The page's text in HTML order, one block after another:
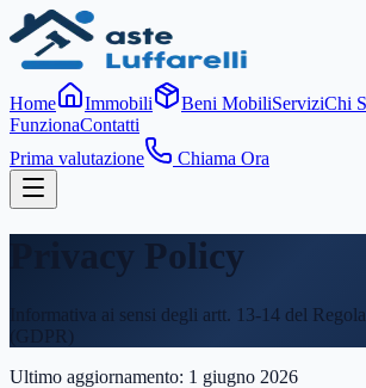
Home Immobili Beni MobiliServiziChi
FunzionaContatti
Prima valutazione
Chiama Ora
Privacy Policy
Informativa ai sensi degli artt. 13-14 del
(GDPR)
Ultimo aggiornamento: 1 giugno 2026